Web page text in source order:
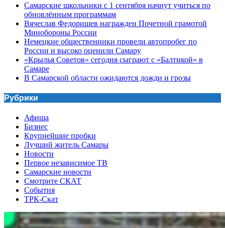
Самарские школьники с 1 сентября начнут учиться по
обновлённым программам
Вячеслав Федорищев награжден Почетной грамотой
Минобороны России
Немецкие общественники провели автопробег по
России и высоко оценили Самару
«Крылья Советов» сегодня сыграют с «Балтикой» в
Самаре
В Самарской области ожидаются дожди и грозы
Рубрики
Афиша
Бизнес
Крупнейшие пробки
Лучший житель Самары
Новости
Первое независимое ТВ
Самарские новости
Смотрите СКАТ
События
ТРК-Скат